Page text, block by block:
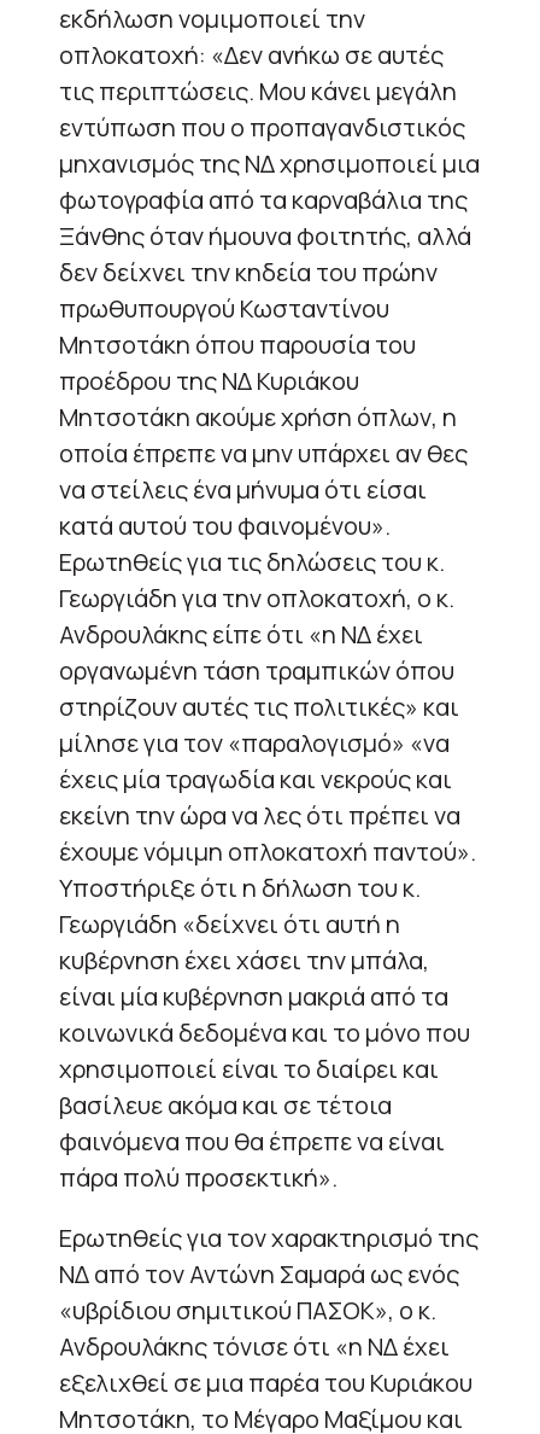
εκδήλωση νομιμοποιεί την
οπλοκατοχή: «Δεν ανήκω σε αυτές
τις περιπτώσεις. Μου κάνει μεγάλη
εντύπωση που ο προπαγανδιστικός
μηχανισμός της ΝΔ χρησιμοποιεί μια
φωτογραφία από τα καρναβάλια της
Ξάνθης όταν ήμουνα φοιτητής, αλλά
δεν δείχνει την κηδεία του πρώην
πρωθυπουργού Κωσταντίνου
Μητσοτάκη όπου παρουσία του
προέδρου της ΝΔ Κυριάκου
Μητσοτάκη ακούμε χρήση όπλων, η
οποία έπρεπε να μην υπάρχει αν θες
να στείλεις ένα μήνυμα ότι είσαι
κατά αυτού του φαινομένου».
Ερωτηθείς για τις δηλώσεις του κ.
Γεωργιάδη για την οπλοκατοχή, ο κ.
Ανδρουλάκης είπε ότι «η ΝΔ έχει
οργανωμένη τάση τραμπικών όπου
στηρίζουν αυτές τις πολιτικές» και
μίλησε για τον «παραλογισμό» «να
έχεις μία τραγωδία και νεκρούς και
εκείνη την ώρα να λες ότι πρέπει να
έχουμε νόμιμη οπλοκατοχή παντού».
Υποστήριξε ότι η δήλωση του κ.
Γεωργιάδη «δείχνει ότι αυτή η
κυβέρνηση έχει χάσει την μπάλα,
είναι μία κυβέρνηση μακριά από τα
κοινωνικά δεδομένα και το μόνο που
χρησιμοποιεί είναι το διαίρει και
βασίλευε ακόμα και σε τέτοια
φαινόμενα που θα έπρεπε να είναι
πάρα πολύ προσεκτική».
Ερωτηθείς για τον χαρακτηρισμό της
ΝΔ από τον Αντώνη Σαμαρά ως ενός
«υβρίδιου σημιτικού ΠΑΣΟΚ», ο κ.
Ανδρουλάκης τόνισε ότι «η ΝΔ έχει
εξελιχθεί σε μια παρέα του Κυριάκου
Μητσοτάκη, το Μέγαρο Μαξίμου και